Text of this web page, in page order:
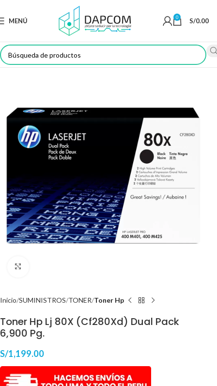
MENÚ 0 S/0.00
Inicio SUMINISTROS TONER Toner Hp
Toner Hp Lj 80X (Cf280Xd) Dual Pack
6,900 Pg.
S/1,199.00